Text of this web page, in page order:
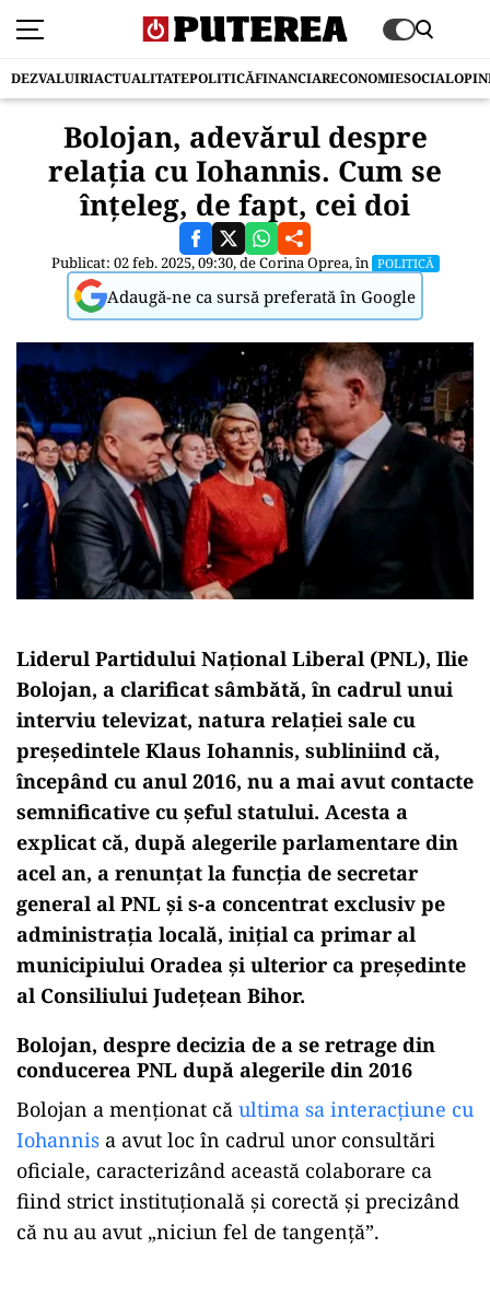
DEZVALUIRIACTUALITATEPOLITICĂFINANCIARECONOMIESOCIAL
Bolojan, adevărul despre
relația cu Iohannis. Cum se
înțeleg, de fapt, cei doi
Publicat: 02 feb. 2025, 09:30, deCorina Oprea, în POLITICĂ
Adaugă-ne ca sursă preferată în Google
Liderul Partidului Național Liberal (PNL), Ilie
Bolojan, a clarificat sâmbătă, în cadrul unui
interviu televizat, natura relației sale cu
președintele Klaus Iohannis, subliniind că,
începând cu anul 2016, nu a mai avut contacte
semnificative cu șeful statului. Acesta a
explicat că, după alegerile parlamentare din
acel an, a renunțat la funcția de secretar
general al PNL și s-a concentrat exclusiv pe
administrația locală, inițial ca primar al
municipiului Oradea și ulterior ca președinte
al Consiliului Județean Bihor.
Bolojan, despre decizia de a se retrage din
conducerea PNL după alegerile din 2016
Bolojan a menționat că ultima sa interacțiune cu
Iohannis a avut loc în cadrul unor consultări
oficiale, caracterizând această colaborare ca
fiind strict instituțională și corectă și precizând
că nu au avut „niciun fel de tangenţă”.